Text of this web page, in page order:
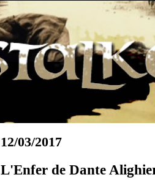
12/03/2017
L'Enfer de Dante